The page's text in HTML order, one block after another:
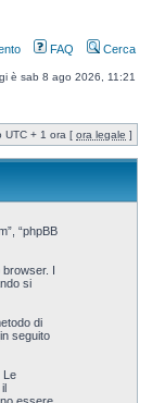
FAQ Cerca
è sab 8 ago 2026, 11:21
UTC + 1 ora [ ora legale ]
“phpBB
I
si
di
seguito
Le